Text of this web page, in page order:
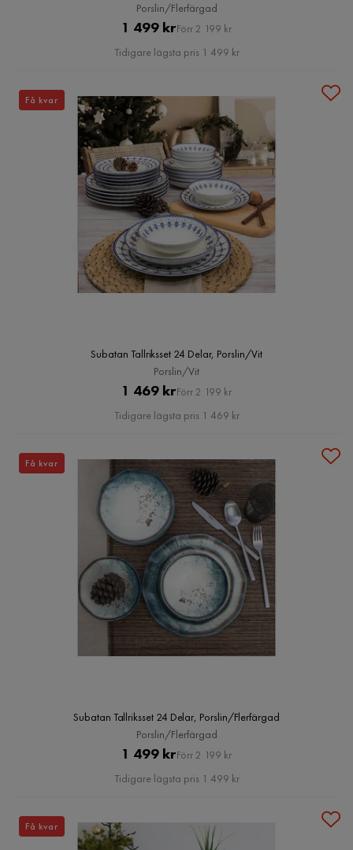
Porslin/Flerfärgad
Pris
1 499 krOriginal
Pris
Förr 2 199 kr
Tidigare lägsta pris 1 499 kr
Subatan Tallriksset 24 Delar, Porslin/Vit
Porslin/Vit
Pris
1 469 krOriginal
Pris
Förr 2 199 kr
Tidigare lägsta pris 1 469 kr
Få kvar
Subatan Tallriksset 24 Delar, Porslin/Flerfärgad
Porslin/Flerfärgad
Pris
1 499 krOriginal
Pris
Förr 2 199 kr
Tidigare lägsta pris 1 499 kr
Få kvar
Få kvar